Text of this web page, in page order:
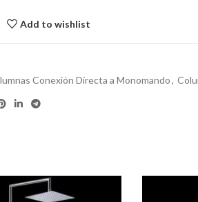
Add to wishlist
Conexión Directa a Monomando,